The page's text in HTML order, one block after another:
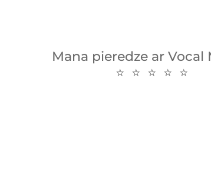
Mana pieredze ar Vocal
⭐ ⭐ ⭐ ⭐ ⭐